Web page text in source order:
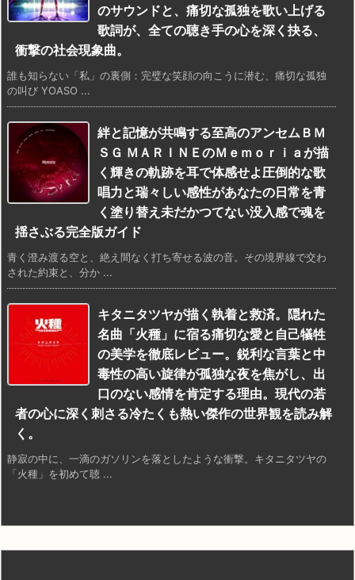
のサウンドと、痛切な孤独を歌い上げる
歌詞が、全ての聴き手の心を深く抉る、
衝撃の社会現象曲。
誰も知らない「私」の裏側：完璧な笑顔の向こうに潜む、痛切な孤独
の叫び YOASO ...
絆と記憶が共鳴する至高のアンセムＢＭ
ＳＧ ＭＡＲＩＮＥのＭｅｍｏｒｉａが描
く輝きの軌跡を耳で体感せよ圧倒的な歌
唱力と瑞々しい感性があなたの日常を青
く塗り替え未だかつてない没入感で魂を
揺さぶる完全版ガイド
青く澄み渡る空と、絶え間なく打ち寄せる波の音。その境界線で交わ
された約束と、分か ...
キタニタツヤが描く執着と救済。隠れた
名曲「火種」に宿る痛切な愛と自己犠牲
の美学を徹底レビュー。鋭利な言葉と中
毒性の高い旋律が孤独な夜を焦がし、出
口のない感情を肯定する理由。現代の若
者の心に深く刺さる冷たくも熱い傑作の世界観を読み解
く。
静寂の中に、一滴のガソリンを落としたような衝撃。キタニタツヤの
「火種」を初めて聴 ...